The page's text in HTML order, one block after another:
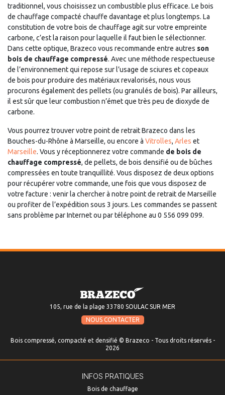
traditionnel, vous choisissez un combustible plus efficace. Le bois
de chauffage compacté chauffe davantage et plus longtemps. La
constitution de votre bois de chauffage agit sur votre empreinte
carbone, c’est la raison pour laquelle il faut bien le sélectionner.
Dans cette optique, Brazeco vous recommande entre autres son
bois de chauffage compressé. Avec une méthode respectueuse
de l’environnement qui repose sur l’usage de sciures et copeaux
de bois pour produire des matériaux revalorisés, nous vous
procurons également des pellets (ou granulés de bois). Par ailleurs,
il est sûr que leur combustion n’émet que très peu de dioxyde de
carbone.
Vous pourrez trouver votre point de retrait Brazeco dans les
Bouches-du-Rhône à Marseille, ou encore à Vitrolles, Arles et
Marseille. Vous y réceptionnerez votre commande de bois de
chauffage compressé, de pellets, de bois densifié ou de bûches
compressées en toute tranquillité. Vous disposez de deux options
pour récupérer votre commande, une fois que vous disposez de
votre facture : venir la chercher à notre point de retrait de Marseille
ou profiter de l’expédition sous 3 jours. Les commandes se passent
sans problème par Internet ou par téléphone au 0 556 099 099.
105, rue de la plage 33780 SOULAC SUR MER
NOUS CONTACTER
Bois compressé, compacté et densifié © Brazeco - Tous droits réservés -
2026
INFOS PRATIQUES
Bois de chauffage